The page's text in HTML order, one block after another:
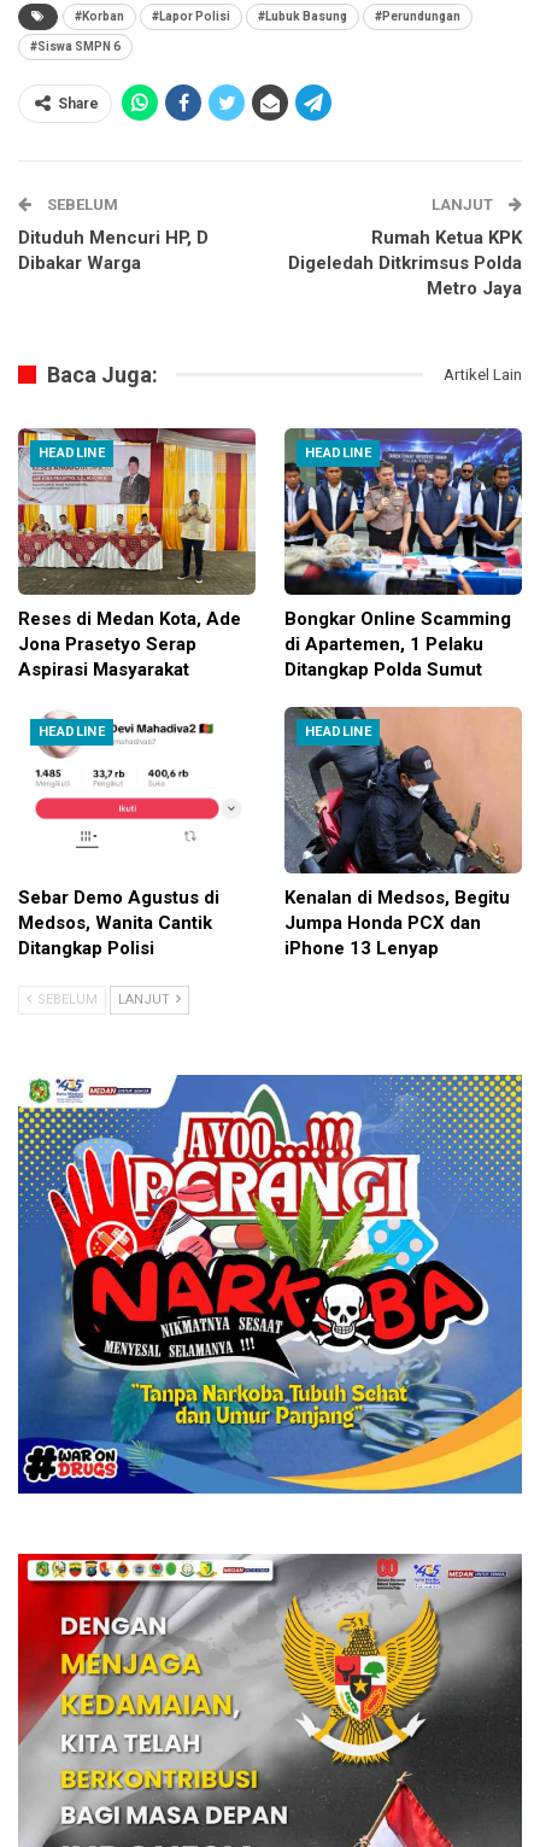
#Korban #Lapor Polisi #Lubuk Basung #Perundungan
#Siswa SMPN 6
Share
SEBELUM
Dituduh Mencuri HP, D
Dibakar Warga
LANJUT
Rumah Ketua KPK
Digeledah Ditkrimsus Polda
Metro Jaya
Baca Juga: Artikel Lain
HEADLINE
Reses di Medan Kota, Ade
Jona Prasetyo Serap
Aspirasi Masyarakat
HEADLINE
Bongkar Online Scamming
di Apartemen, 1 Pelaku
Ditangkap Polda Sumut
HEADLINE
Sebar Demo Agustus di
Medsos, Wanita Cantik
Ditangkap Polisi
HEADLINE
Kenalan di Medsos, Begitu
Jumpa Honda PCX dan
iPhone 13 Lenyap
SEBELUM LANJUT